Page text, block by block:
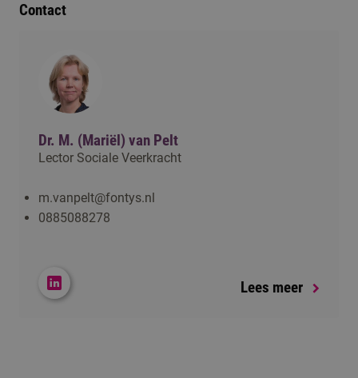
Contact
Dr. M. (Mariël) van Pelt
Lector Sociale Veerkracht
m.vanpelt@fontys.nl
0885088278
Lees meer